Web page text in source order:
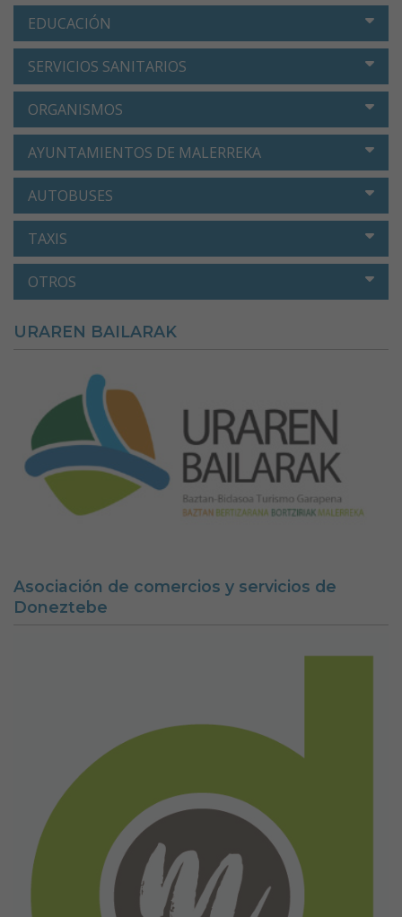
EDUCACIÓN
SERVICIOS SANITARIOS
ORGANISMOS
AYUNTAMIENTOS DE MALERREKA
AUTOBUSES
TAXIS
OTROS
URAREN BAILARAK
Asociación de comercios y servicios de
Doneztebe